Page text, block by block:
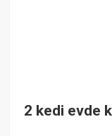
2 kedi evde